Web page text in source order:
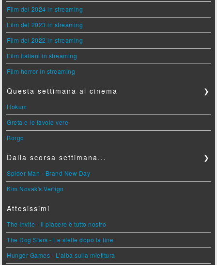
Film del 2024 in streaming
Film del 2023 in streaming
Film del 2022 in streaming
Film italiani in streaming
Film horror in streaming
Questa settimana al cinema ❯
Hokum
Greta e le favole vere
Borgo
Dalla scorsa settimana... ❯
Spider-Man - Brand New Day
Kim Novak's Vertigo
Attesissimi
The Invite - Il piacere è tutto nostro
The Dog Stars - Le stelle dopo la fine
Hunger Games - L'alba sulla mietitura